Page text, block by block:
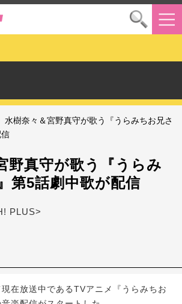
水樹奈々＆宮野真守が歌う『うらみちお兄さ
野真守が歌う『うらみ
第5話劇中歌が配信
PLUS>
在放送中であるTVアニメ『うらみちお